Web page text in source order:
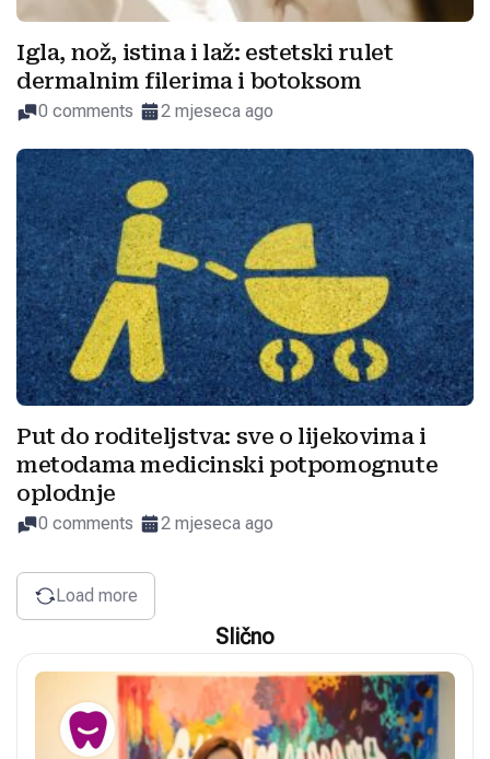
Igla, nož, istina i laž: estetski rulet
dermalnim filerima i botoksom
0 comments 2 mjeseca ago
Put do roditeljstva: sve o lijekovima i
metodama medicinski potpomognute
oplodnje
0 comments 2 mjeseca ago
Load more
Slično